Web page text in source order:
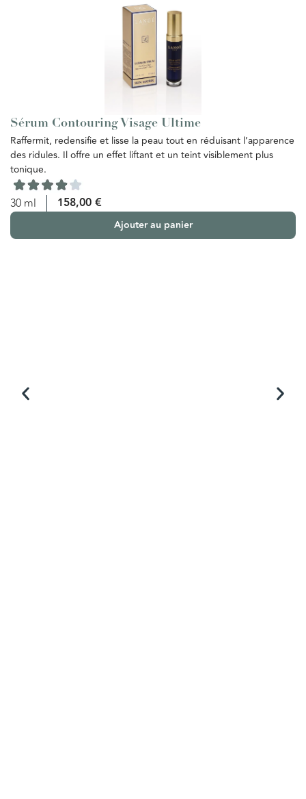
Sérum Contouring Visage Ultime
Raffermit, redensifie et lisse la peau tout en réduisant l’apparence
des ridules. Il offre un effet liftant et un teint visiblement plus
tonique.
30 ml 158,00 €
Ajouter au panier